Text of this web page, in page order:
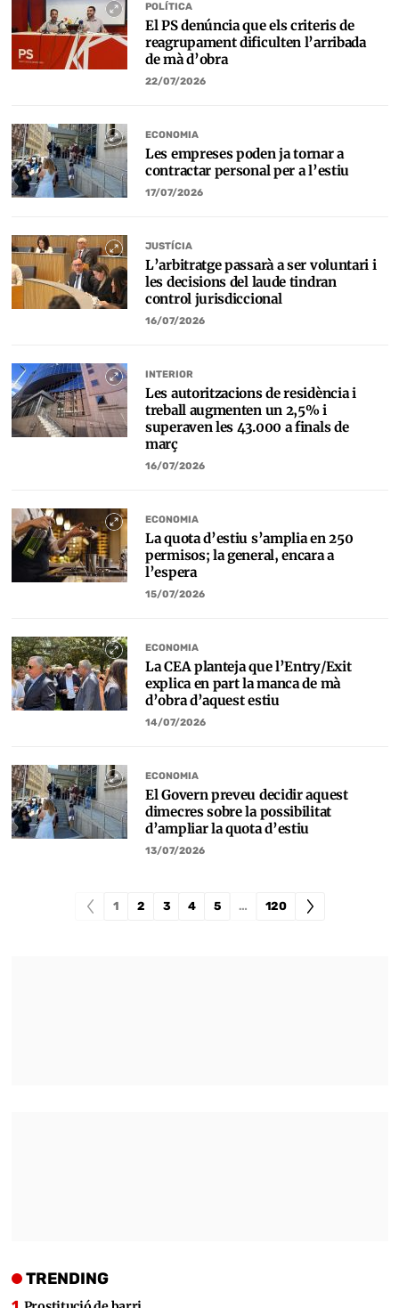
POLÍTICA
El PS denúncia que els criteris de
reagrupament dificulten l’arribada
de mà d’obra
22/07/2026
ECONOMIA
Les empreses poden ja tornar a
contractar personal per a l’estiu
17/07/2026
JUSTÍCIA
L’arbitratge passarà a ser voluntari i
les decisions del laude tindran
control jurisdiccional
16/07/2026
INTERIOR
Les autoritzacions de residència i
treball augmenten un 2,5% i
superaven les 43.000 a finals de
març
16/07/2026
ECONOMIA
La quota d’estiu s’amplia en 250
permisos; la general, encara a
l’espera
15/07/2026
ECONOMIA
La CEA planteja que l’Entry/Exit
explica en part la manca de mà
d’obra d’aquest estiu
14/07/2026
ECONOMIA
El Govern preveu decidir aquest
dimecres sobre la possibilitat
d’ampliar la quota d’estiu
13/07/2026
1 2 3 4 5 … 120
TRENDING